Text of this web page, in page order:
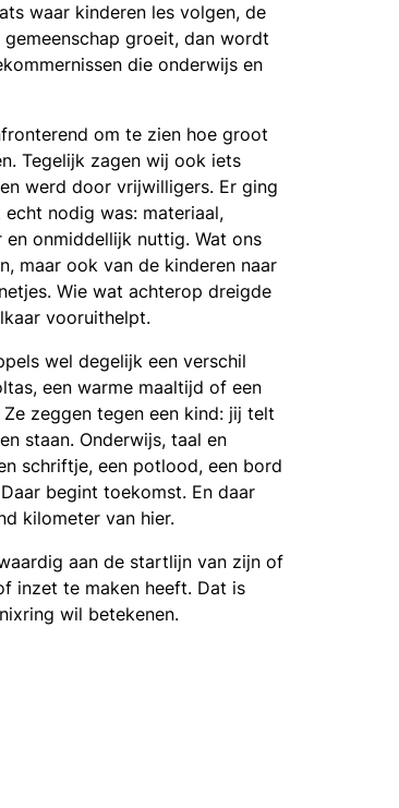
waar kinderen les volgen, de
groeit, dan wordt
die onderwijs en
om te zien hoe groot
Tegelijk zagen wij ook iets
werd door vrijwilligers. Er ging
nodig was: materiaal,
onmiddellijk nuttig. Wat ons
maar ook van de kinderen naar
Wie wat achterop dreigde
vooruithelpt.
wel degelijk een verschil
een warme maaltijd of een
zeggen tegen een kind: jij telt
staan. Onderwijs, taal en
schriftje, een potlood, een bord
begint toekomst. En daar
kilometer van hier.
aan de startlijn van zijn of
inzet te maken heeft. Dat is
wil betekenen.